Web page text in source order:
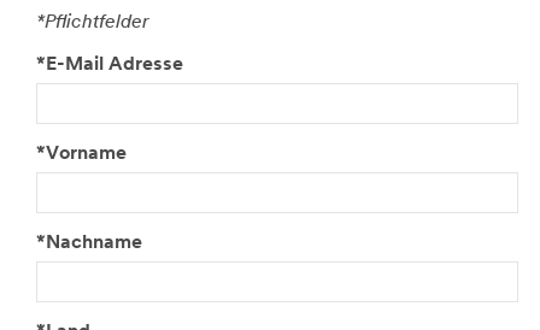
*Pflichtfelder
*E-Mail Adresse
*Vorname
*Nachname